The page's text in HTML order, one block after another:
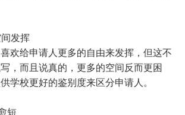
发挥
欢给申请人更多的自由来发挥，但这不
，而且说真的，更多的空间反而更困
学校更好的鉴别度来区分申请人。
短